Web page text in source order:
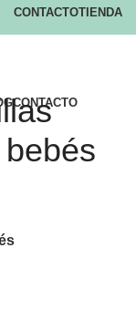
CONTACTOTIENDA
CONTACTO